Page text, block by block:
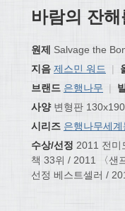
바람의 잔
원제 Salvage the
지음 제스민 워드 |
브랜드 은행나무 |
사양변형판 130x190
시리즈 은행나무세
수상/선정 2011 전미
책 33위 / 2011 〈샌
선정 베스트셀러 /